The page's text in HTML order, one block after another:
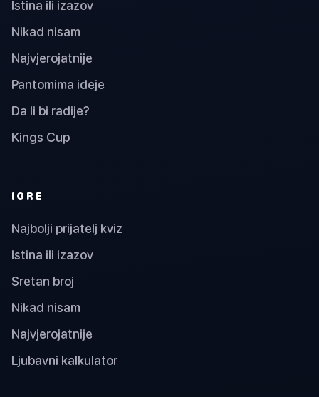
Istina ili izazov
Nikad nisam
Najvjerojatnije
Pantomima ideje
Da li bi radije?
Kings Cup
IGRE
Najbolji prijatelj kviz
Istina ili izazov
Sretan broj
Nikad nisam
Najvjerojatnije
Ljubavni kalkulator